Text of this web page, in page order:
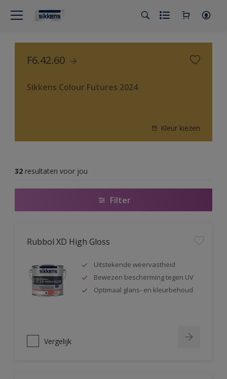
F6.42.60
Sikkens Colour Futures 2024
Kleur kiezen
32 resultaten voor jou
Filter
Rubbol XD High Gloss
Uitstekende weervastheid
Bewezen bescherming tegen UV
Optimaal glans- en kleurbehoud
Vergelijk